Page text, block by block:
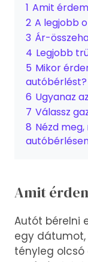
1 Amit
2 A legjobb
3 Ár-
4 Legjobb
5 Mikor
autóbérlést?
6 Ugyanaz
7 Válassz
8 Nézd
Amit
Autót bérelni
egy dátumot,
tényleg olcsó